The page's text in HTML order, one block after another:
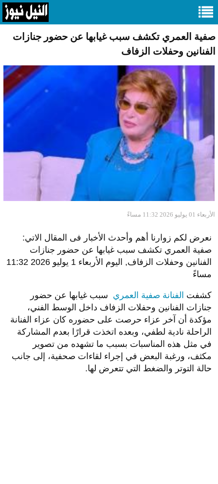
صفية العمري تكشف سبب غيابها عن حضور جنازات
الفنانين وحفلات الزفاف
الأربعاء 01 يوليو 2026 11:32 مساءً
نعرض لكم زوارنا أهم وأحدث الأخبار فى المقال الاتي:
صفية العمري تكشف سبب غيابها عن حضور جنازات
الفنانين وحفلات الزفاف, اليوم الأربعاء 1 يوليو 2026 11:32
مساءً
كشفت الفنانة صفية العمري سبب غيابها عن حضور
جنازات الفنانين وحفلات الزفاف داخل الوسط الفني،
مؤكدة أن آخر عزاء حرصت على حضوره كان عزاء الفنانة
الراحلة نادية لطفي، وبعده اتخذت قرارًا بعدم المشاركة
في مثل هذه المناسبات بسبب ما تشهده من تصوير
مكثف، ورغبة البعض في إجراء لقاءات صحفية، إلى جانب
حالة التوتر والضغط التي تتعرض لها.